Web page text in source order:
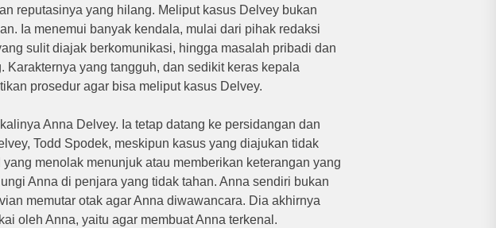
reputasinya yang hilang. Meliput kasus Delvey bukan
Ia menemui banyak kendala, mulai dari pihak redaksi
sulit diajak berkomunikasi, hingga masalah pribadi dan
Karakternya yang tangguh, dan sedikit keras kepala
prosedur agar bisa meliput kasus Delvey.
Anna Delvey. Ia tetap datang ke persidangan dan
Todd Spodek, meskipun kasus yang diajukan tidak
yang menolak menunjuk atau memberikan keterangan yang
Anna di penjara yang tidak tahan. Anna sendiri bukan
memutar otak agar Anna diwawancara. Dia akhirnya
oleh Anna, yaitu agar membuat Anna terkenal.